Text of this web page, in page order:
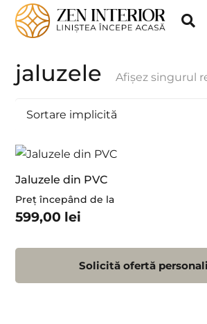
jaluzele Afișez singurul
Jaluzele din PVC
Preț începând de la
599,00 lei
Solicită ofertă